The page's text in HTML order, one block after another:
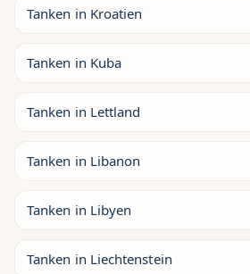
Tanken in Kroatien
Tanken in Kuba
Tanken in Lettland
Tanken in Libanon
Tanken in Libyen
Tanken in Liechtenstein